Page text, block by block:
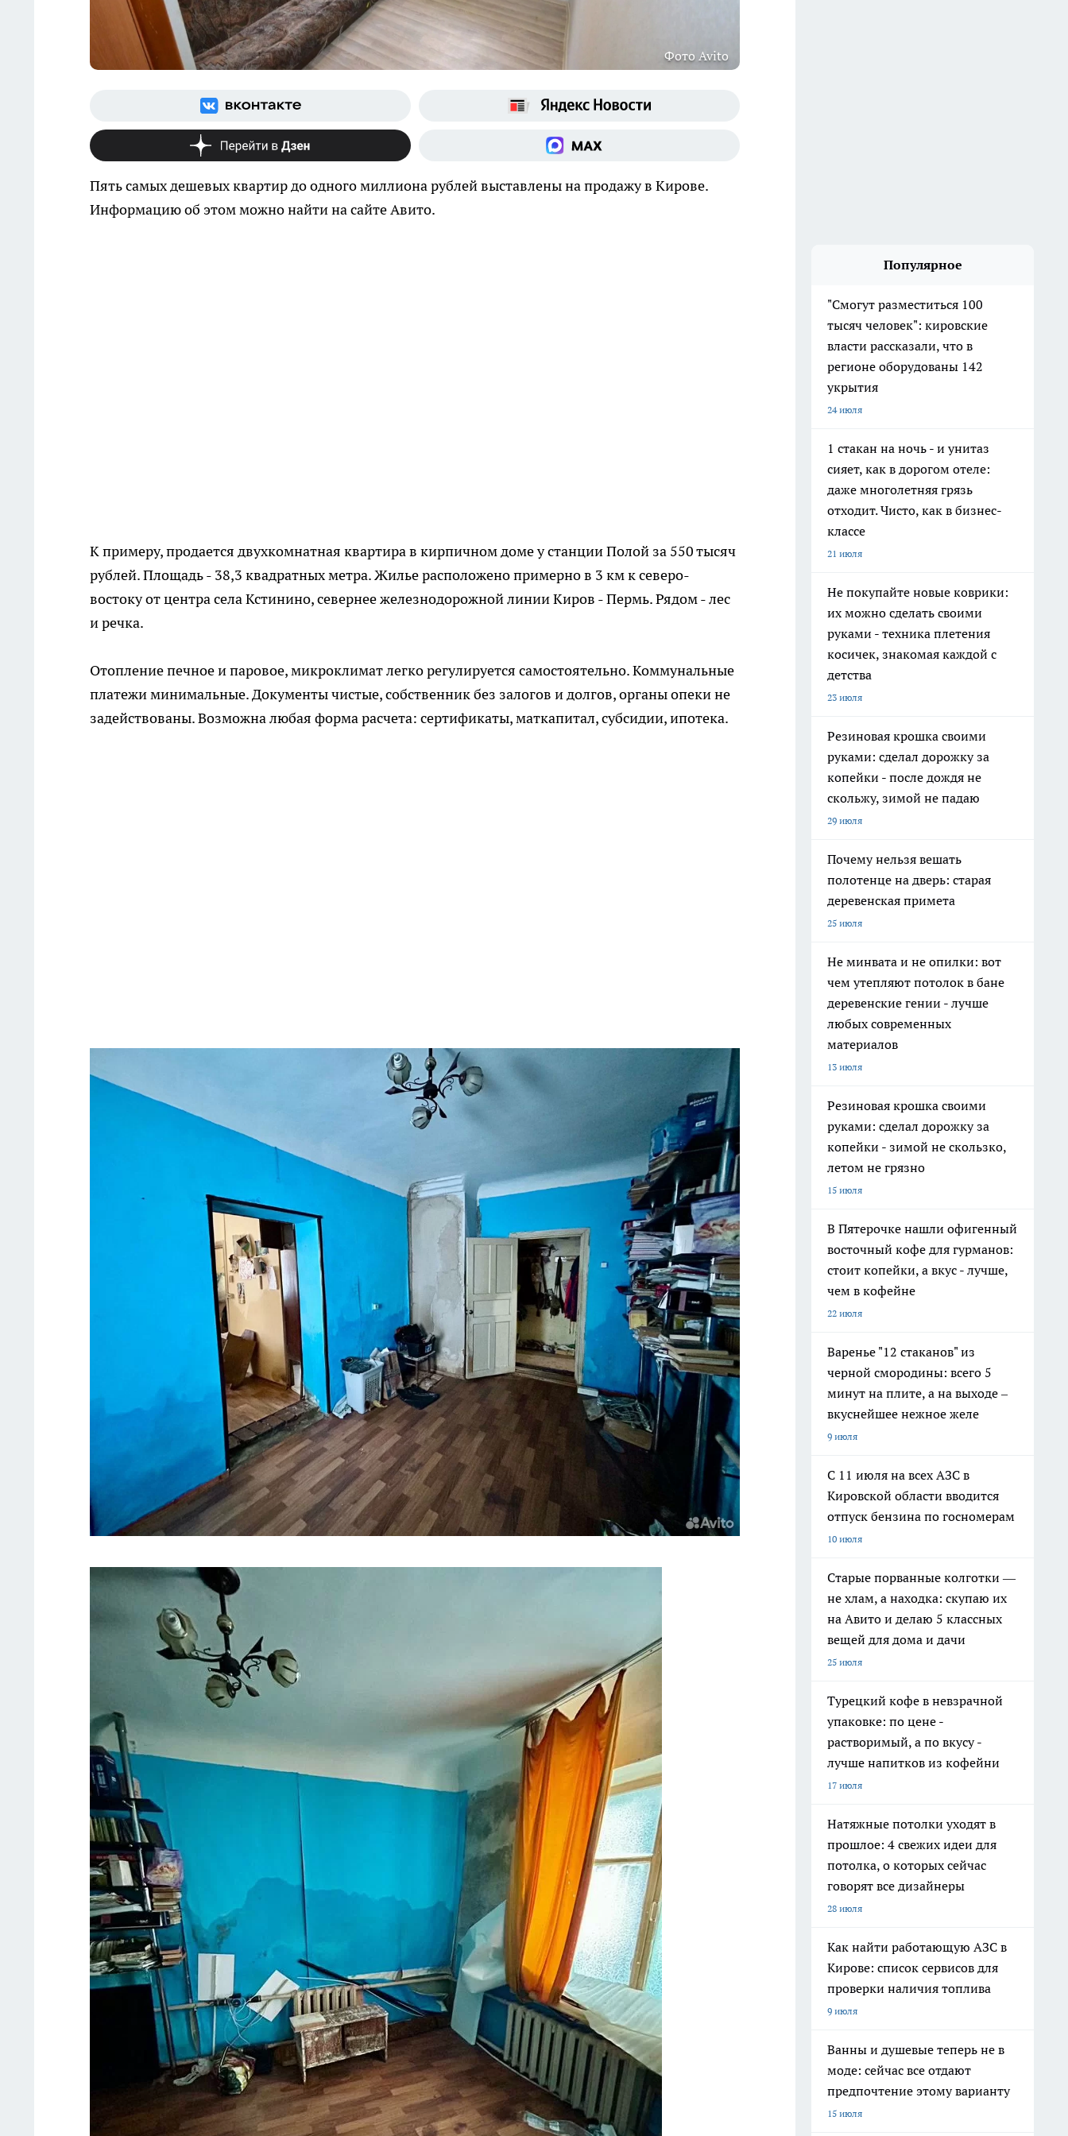
Фото Avito
Пять самых дешевых квартир до одного миллиона рублей выставлены на продажу в Кирове.
Информацию об этом можно найти на сайте Авито.
К примеру, продается двухкомнатная квартира в кирпичном доме у станции Полой за 550 тысяч
рублей. Площадь - 38,3 квадратных метра. Жилье расположено примерно в 3 км к северо-
востоку от центра села Кстинино, севернее железнодорожной линии Киров - Пермь. Рядом - лес
и речка.
Отопление печное и паровое, микроклимат легко регулируется самостоятельно. Коммунальные
платежи минимальные. Документы чистые, собственник без залогов и долгов, органы опеки не
задействованы. Возможна любая форма расчета: сертификаты, маткапитал, субсидии, ипотека.
Популярное
"Смогут разместиться 100
тысяч человек": кировские
власти рассказали, что в
регионе оборудованы 142
укрытия
24 июля
1 стакан на ночь - и унитаз
сияет, как в дорогом отеле:
даже многолетняя грязь
отходит. Чисто, как в бизнес-
классе
21 июля
Не покупайте новые коврики:
их можно сделать своими
руками - техника плетения
косичек, знакомая каждой с
детства
23 июля
Резиновая крошка своими
руками: сделал дорожку за
копейки - после дождя не
скольжу, зимой не падаю
29 июля
Почему нельзя вешать
полотенце на дверь: старая
деревенская примета
25 июля
Не минвата и не опилки: вот
чем утепляют потолок в бане
деревенские гении - лучше
любых современных
материалов
13 июля
Резиновая крошка своими
руками: сделал дорожку за
копейки - зимой не скользко,
летом не грязно
15 июля
В Пятерочке нашли офигенный
восточный кофе для гурманов:
стоит копейки, а вкус - лучше,
чем в кофейне
22 июля
Варенье "12 стаканов" из
черной смородины: всего 5
минут на плите, а на выходе –
вкуснейшее нежное желе
9 июля
С 11 июля на всех АЗС в
Кировской области вводится
отпуск бензина по госномерам
10 июля
Старые порванные колготки —
не хлам, а находка: скупаю их
на Авито и делаю 5 классных
вещей для дома и дачи
25 июля
Турецкий кофе в невзрачной
упаковке: по цене -
растворимый, а по вкусу -
лучше напитков из кофейни
17 июля
Натяжные потолки уходят в
прошлое: 4 свежих идеи для
потолка, о которых сейчас
говорят все дизайнеры
28 июля
Как найти работающую АЗС в
Кирове: список сервисов для
проверки наличия топлива
9 июля
Ванны и душевые теперь не в
моде: сейчас все отдают
предпочтение этому варианту
15 июля